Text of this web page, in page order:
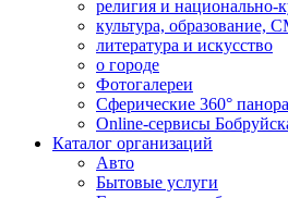
религия и национально-
культура, образование,
литература и искусство
о городе
Фотогалереи
Сферические 360°
Online-сервисы
Каталог организаций
Авто
Бытовые услуги